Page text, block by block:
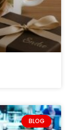
BLOG